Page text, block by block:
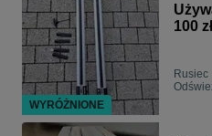
100 zł
Rusiec
WYRÓŻNIONE